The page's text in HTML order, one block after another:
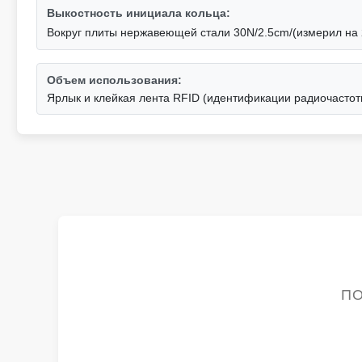
Выкостность инициала кольца:
Вокруг плиты нержавеющей стали 30N/2.5cm/(измерил
Объем использования:
Ярлык и клейкая лента RFID (идентификации